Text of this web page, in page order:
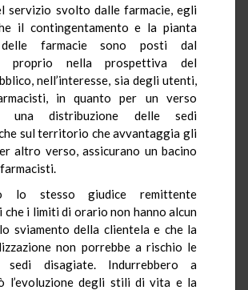
servizio svolto dalle farmacie, egli
il contingentamento e la pianta
farmacie sono posti dal
proprio nella prospettiva del
nell’interesse, sia degli utenti,
in quanto per un verso
una distribuzione delle sedi
sul territorio che avvantaggia gli
altro verso, assicurano un bacino
farmacisti.
lo stesso giudice remittente
che i limiti di orario non hanno alcun
sviamento della clientela e che la
non porrebbe a rischio le
sedi disagiate. Indurrebbero a
l’evoluzione degli stili di vita e la